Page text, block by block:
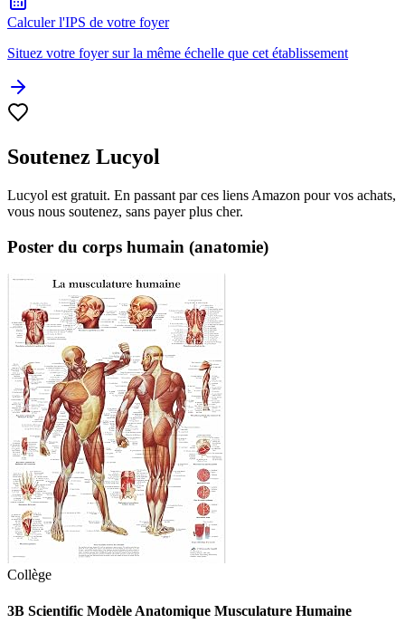
Calculer l'IPS de votre foyer
Situez votre foyer sur la même échelle que cet établissement
Soutenez Lucyol
Lucyol est gratuit. En passant par ces liens Amazon pour vos achats,
vous nous soutenez, sans payer plus cher.
Poster du corps humain (anatomie)
Collège
3B Scientific Modèle Anatomique Musculature Humaine